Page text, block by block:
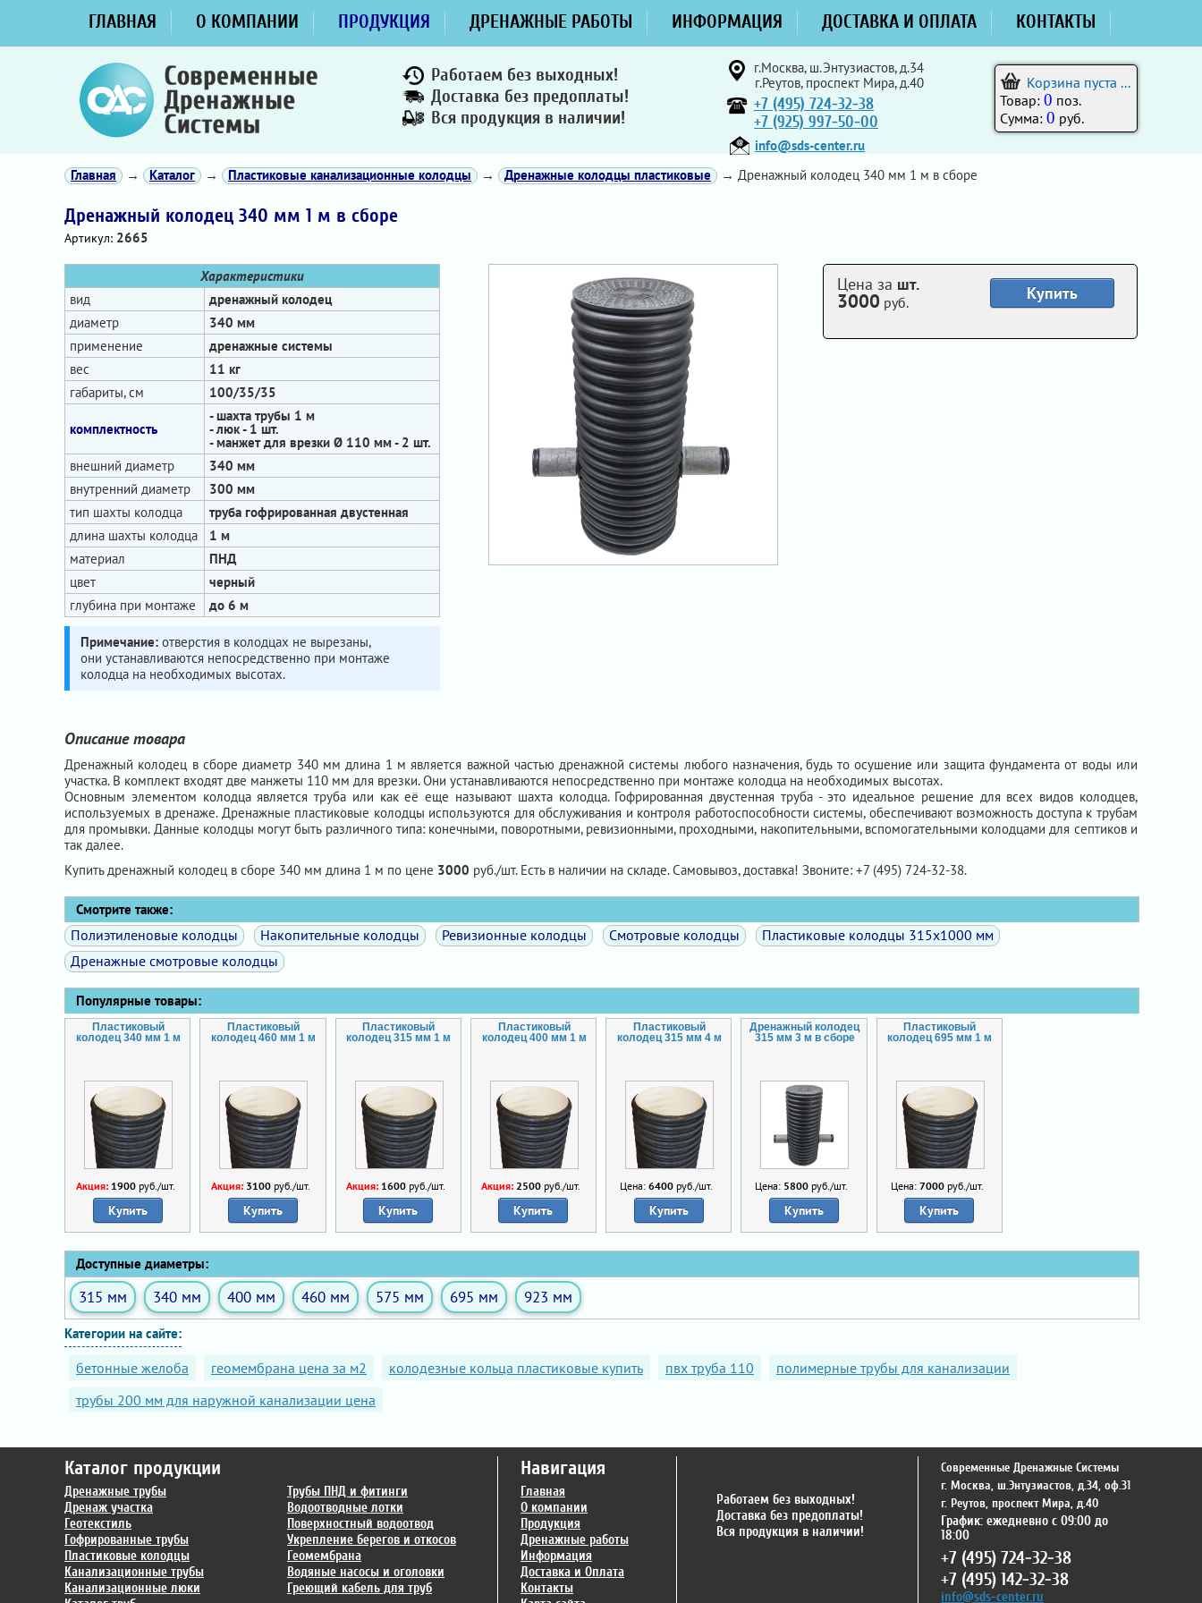
ГЛАВНАЯ О КОМПАНИИ ПРОДУКЦИЯ ДРЕНАЖНЫЕ РАБОТЫ ИНФОРМАЦИЯ ДОСТАВКА И ОПЛАТА КОНТАКТЫ
Работаем без выходных!
Доставка без предоплаты!
Вся продукция в наличии!
г.Москва, ш.Энтузиастов, д.34
г.Реутов, проспект Мира, д.40
+7 (495) 724-32-38
+7 (925) 997-50-00
info@sds-center.ru
Корзина пуста ...
Товар: 0 поз.
Сумма: 0 руб.
Главная → Каталог → Пластиковые канализационные колодцы → Дренажные колодцы пластиковые → Дренажный колодец 340 мм 1 м в сборе
Дренажный колодец 340 мм 1 м в сборе
Артикул: 2665
Характеристики
вид
дренажный колодец
диаметр
340 мм
применение
дренажные системы
вес
11 кг
габариты, см
100/35/35
комплектность
- шахта трубы 1 м
- люк - 1 шт.
- манжет для врезки Ø 110 мм - 2 шт.
внешний диаметр
340 мм
внутренний диаметр
300 мм
тип шахты колодца
труба гофрированная двустенная
длина шахты колодца
1 м
материал
ПНД
цвет
черный
глубина при монтаже
до 6 м
Примечание: отверстия в колодцах не вырезаны,
они устанавливаются непосредственно при монтаже
колодца на необходимых высотах.
Купить
Цена за шт.
3000 руб.
Описание товара
Дренажный колодец в сборе диаметр 340 мм длина 1 м является важной частью дренажной системы любого назначения, будь то осушение или защита фундамента от воды или
участка. В комплект входят две манжеты 110 мм для врезки. Они устанавливаются непосредственно при монтаже колодца на необходимых высотах.
Основным элементом колодца является труба или как её еще называют шахта колодца. Гофрированная двустенная труба - это идеальное решение для всех видов колодцев,
используемых в дренаже. Дренажные пластиковые колодцы используются для обслуживания и контроля работоспособности системы, обеспечивают возможность доступа к трубам
для промывки. Данные колодцы могут быть различного типа: конечными, поворотными, ревизионными, проходными, накопительными, вспомогательными колодцами для септиков и
так далее.
Купить дренажный колодец в сборе 340 мм длина 1 м по цене 3000 руб./шт. Есть в наличии на складе. Самовывоз, доставка! Звоните: +7 (495) 724-32-38.
Смотрите также:
Полиэтиленовые колодцы Накопительные колодцы Ревизионные колодцы Смотровые колодцы
Пластиковые колодцы 315х1000 мм
Дренажные смотровые колодцы
Популярные товары:
Пластиковый
колодец 340 мм 1 м
Акция: 1900руб./шт.
Купить
Пластиковый
колодец 460 мм 1 м
Акция: 3100руб./шт.
Купить
Пластиковый
колодец 315 мм 1 м
Акция: 1600 руб./шт.
Купить
Пластиковый
колодец 400 мм 1 м
Акция:2500 руб./шт.
Купить
Пластиковый
колодец 315 мм 4 м
Цена:6400 руб./шт.
Купить
Дренажный колодец
315 мм 3 м в сборе
Цена: 5800 руб./шт.
Купить
Пластиковый
колодец 695 мм 1 м
Цена: 7000руб./шт.
Купить
Доступные диаметры:
315 мм 340 мм 400 мм 460 мм 575 мм 695 мм 923 мм
Категории на сайте:
бетонные желоба геомембрана цена за м2 колодезные кольца пластиковые купить пвх труба 110
полимерные трубы для канализации
трубы 200 мм для наружной канализации цена
Каталог продукции
Дренажные трубы
Дренаж участка
Геотекстиль
Гофрированные трубы
Пластиковые колодцы
Канализационные трубы
Канализационные люки
Трубы ПНД и фитинги
Водоотводные лотки
Поверхностный водоотвод
Укрепление берегов и откосов
Геомембрана
Водяные насосы и оголовки
Греющий кабель для труб
Навигация
Главная
О компании
Продукция
Дренажные работы
Информация
Доставка и Оплата
Контакты
Работаем без выходных!
Доставка без предоплаты!
Вся продукция в наличии!
Современные Дренажные Системы
г. Москва, ш.Энтузиастов, д.34, оф.31
г. Реутов, проспект Мира, д.40
График: ежедневно с 09:00 до
18:00
+7 (495) 724-32-38
+7 (495) 142-32-38
info@sds-center.ru